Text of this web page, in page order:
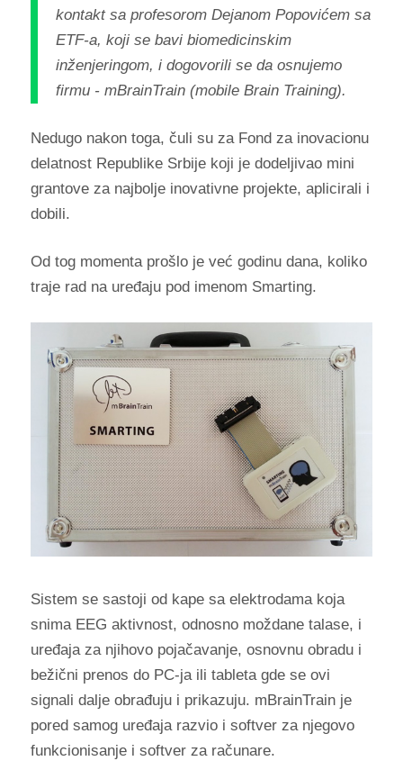
kontakt sa profesorom Dejanom Popovićem sa
ETF-a, koji se bavi biomedicinskim
inženjeringom, i dogovorili se da osnujemo
firmu - mBrainTrain (mobile Brain Training).
Nedugo nakon toga, čuli su za Fond za inovacionu
delatnost Republike Srbije koji je dodeljivao mini
grantove za najbolje inovativne projekte, aplicirali i
dobili.
Od tog momenta prošlo je već godinu dana, koliko
traje rad na uređaju pod imenom Smarting.
Sistem se sastoji od kape sa elektrodama koja
snima EEG aktivnost, odnosno moždane talase, i
uređaja za njihovo pojačavanje, osnovnu obradu i
bežični prenos do PC-ja ili tableta gde se ovi
signali dalje obrađuju i prikazuju. mBrainTrain je
pored samog uređaja razvio i softver za njegovo
funkcionisanje i softver za računare.